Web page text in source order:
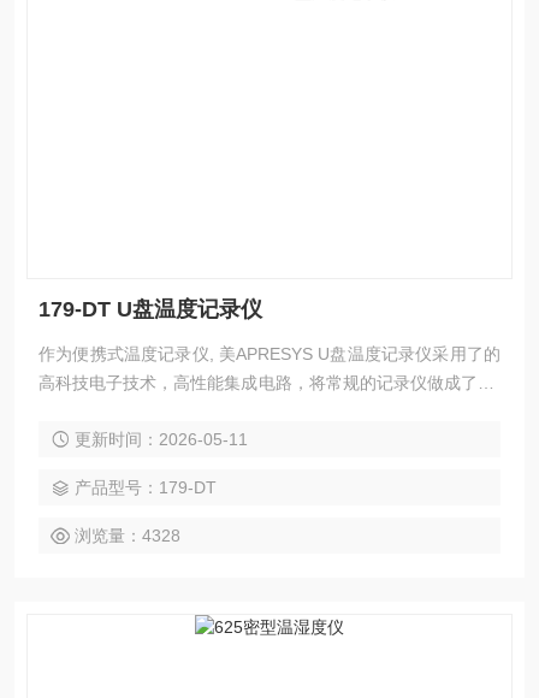
179-DT U盘温度记录仪
作为便携式温度记录仪, 美APRESYS U盘温度记录仪采用了的
高科技电子技术，高性能集成电路，将常规的记录仪做成了US
盘接口设计可直接连接电脑，省去了连线转接的过程，大大提
更新时间：2026-05-11
产品型号：179-DT
浏览量：4328